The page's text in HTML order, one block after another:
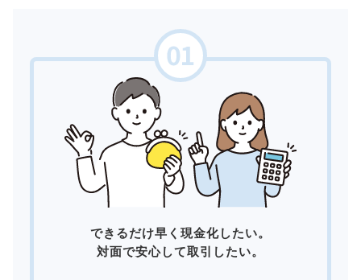
できるだけ早く現金化したい。
対面で安心して取引したい。